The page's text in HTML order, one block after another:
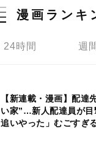
漫画ランキ
24時間 週
【新連載・漫画】配達
い家”…新人配達員が目
追いやった」むごすぎ